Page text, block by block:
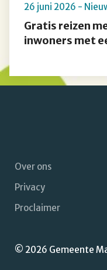
Gratis reizen
inwoners met
26 juni 2026 -
Footer
Over ons
Privacy
Proclaimer
© 2026 Gemeente